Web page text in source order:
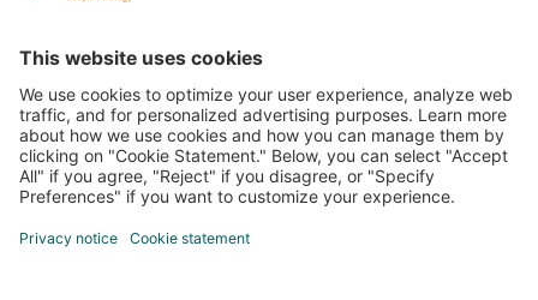
HOME
CONTACT
COOKIEVERKLARING
VACATURES